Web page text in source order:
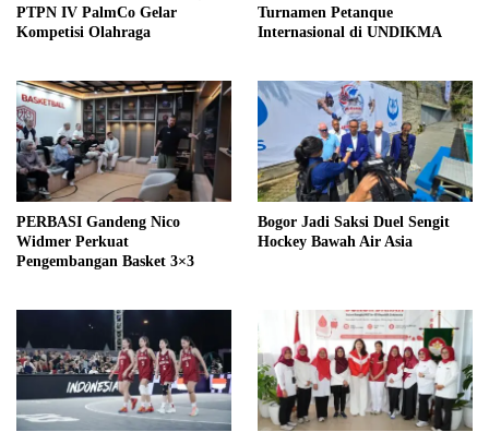
PTPN IV PalmCo Gelar
Kompetisi Olahraga
Turnamen Petanque
Internasional di UNDIKMA
PERBASI Gandeng Nico
Widmer Perkuat
Pengembangan Basket 3×3
Bogor Jadi Saksi Duel Sengit
Hockey Bawah Air Asia